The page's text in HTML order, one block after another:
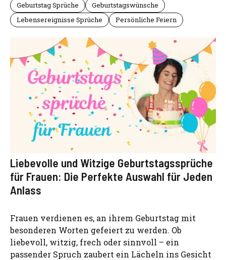
Geburtstag Sprüche
Geburtstagswünsche
Lebensereignisse Sprüche
Persönliche Feiern
Liebevolle und Witzige Geburtstagssprüche
für Frauen: Die Perfekte Auswahl für Jeden
Anlass
Frauen verdienen es, an ihrem Geburtstag mit
besonderen Worten gefeiert zu werden. Ob
liebevoll, witzig, frech oder sinnvoll – ein
passender Spruch zaubert ein Lächeln ins Gesicht